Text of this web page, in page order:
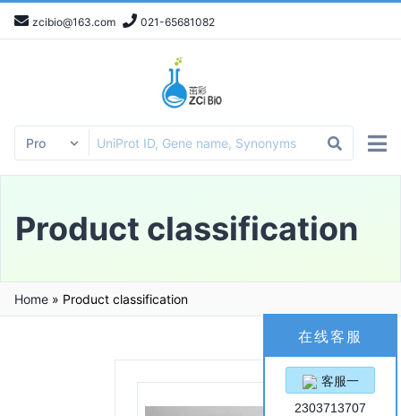
zcibio@163.com 021-65681082
Product classification
Home » Product classification
在线客服
客服一
2303713707